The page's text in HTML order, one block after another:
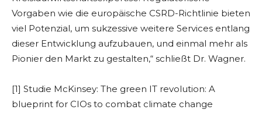
Vorgaben wie die europäische CSRD-Richtlinie bieten
viel Potenzial, um sukzessive weitere Services entlang
dieser Entwicklung aufzubauen, und einmal mehr als
Pionier den Markt zu gestalten,“ schließt Dr. Wagner.
[1] Studie McKinsey: The green IT revolution: A
blueprint for CIOs to combat climate change